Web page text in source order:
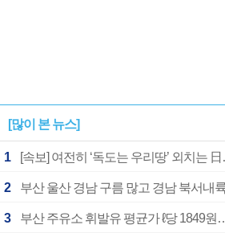
[많이 본 뉴스]
1
2
3 부산 주유소 휘발유 평균가 ℓ당 1849원